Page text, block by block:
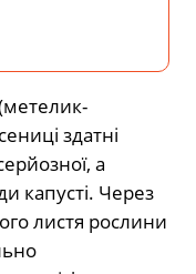
здатні
а
капусті. Через
листя рослини